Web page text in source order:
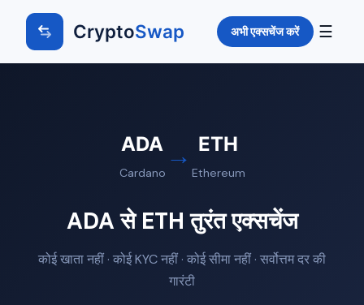
CryptoSwap अभी एक्सचेंज करें ☰
ADA
Cardano
→ ETH
Ethereum
ADA से ETH तुरंत एक्सचेंज
कोई खाता नहीं · कोई KYC नहीं · कोई सीमा नहीं · सर्वोत्तम दर की
गारंटी